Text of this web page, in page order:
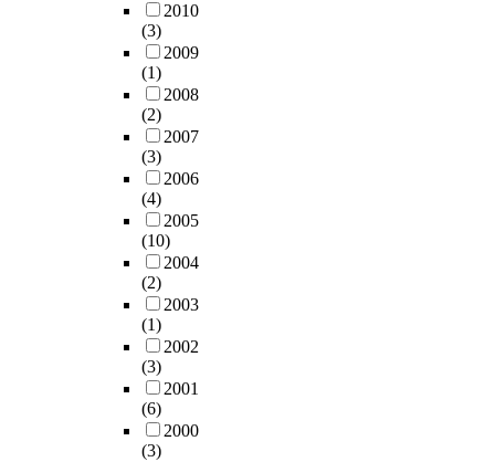
2010
(3)
2009
(1)
2008
(2)
2007
(3)
2006
(4)
2005
(10)
2004
(2)
2003
(1)
2002
(3)
2001
(6)
2000
(3)